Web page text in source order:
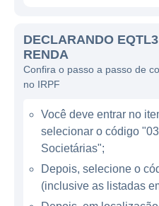
demonstra seu
sustentabilidade e a
energético.
ATUAÇÃO DA
A Equatorial Energia
crucial da economia
elétrico, responsável
DECLARANDO
RENDA
Confira o passo a passo de
no IRPF
Você deve entrar no
selecionar o código
Societárias";
Depois, selecione o
(inclusive as listadas